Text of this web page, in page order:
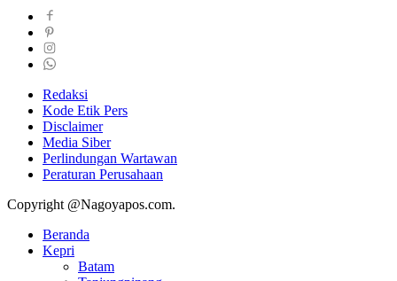
Redaksi
Kode Etik Pers
Disclaimer
Media Siber
Perlindungan Wartawan
Peraturan Perusahaan
Copyright @Nagoyapos.com.
Beranda
Kepri
Batam